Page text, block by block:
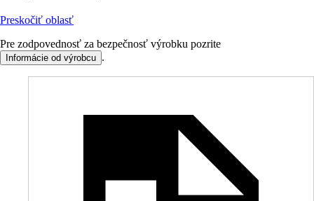
Preskočiť oblasť
Pre zodpovednosť za bezpečnosť výrobku pozrite
Informácie od výrobcu .